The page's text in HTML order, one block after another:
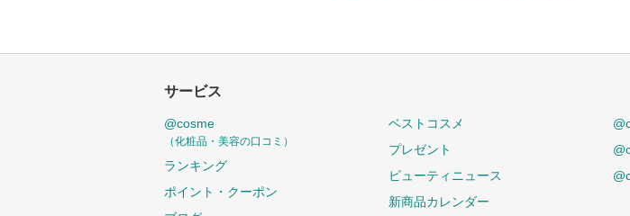
サービス
@cosme
（化粧品・美容の口コミ）
ランキング
ポイント・クーポン
ベストコスメ
プレゼント
ビューティニュース
新商品カレンダー